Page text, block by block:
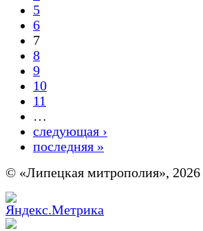
5
6
7
8
9
10
11
…
следующая ›
последняя »
© «Липецкая митрополия», 2026